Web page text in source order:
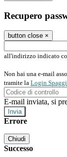
Recupero
button close ×
all'indirizzo indicato
Non hai una e-mail
tramite la Login
E-mail inviata, si
Errore
Chiudi
Successo